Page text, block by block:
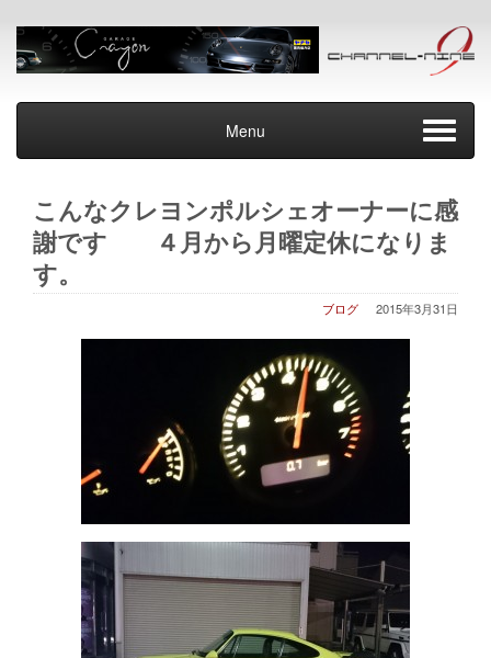
Menu
こんなクレヨンポルシェオーナーに感
謝です ４月から月曜定休になりま
す。
2015年3月31日
ブログ